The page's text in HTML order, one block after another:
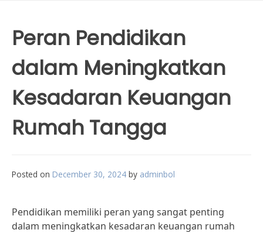
Peran Pendidikan
dalam Meningkatkan
Kesadaran Keuangan
Rumah Tangga
Posted on December 30, 2024 by adminbol
Pendidikan memiliki peran yang sangat penting
dalam meningkatkan kesadaran keuangan rumah